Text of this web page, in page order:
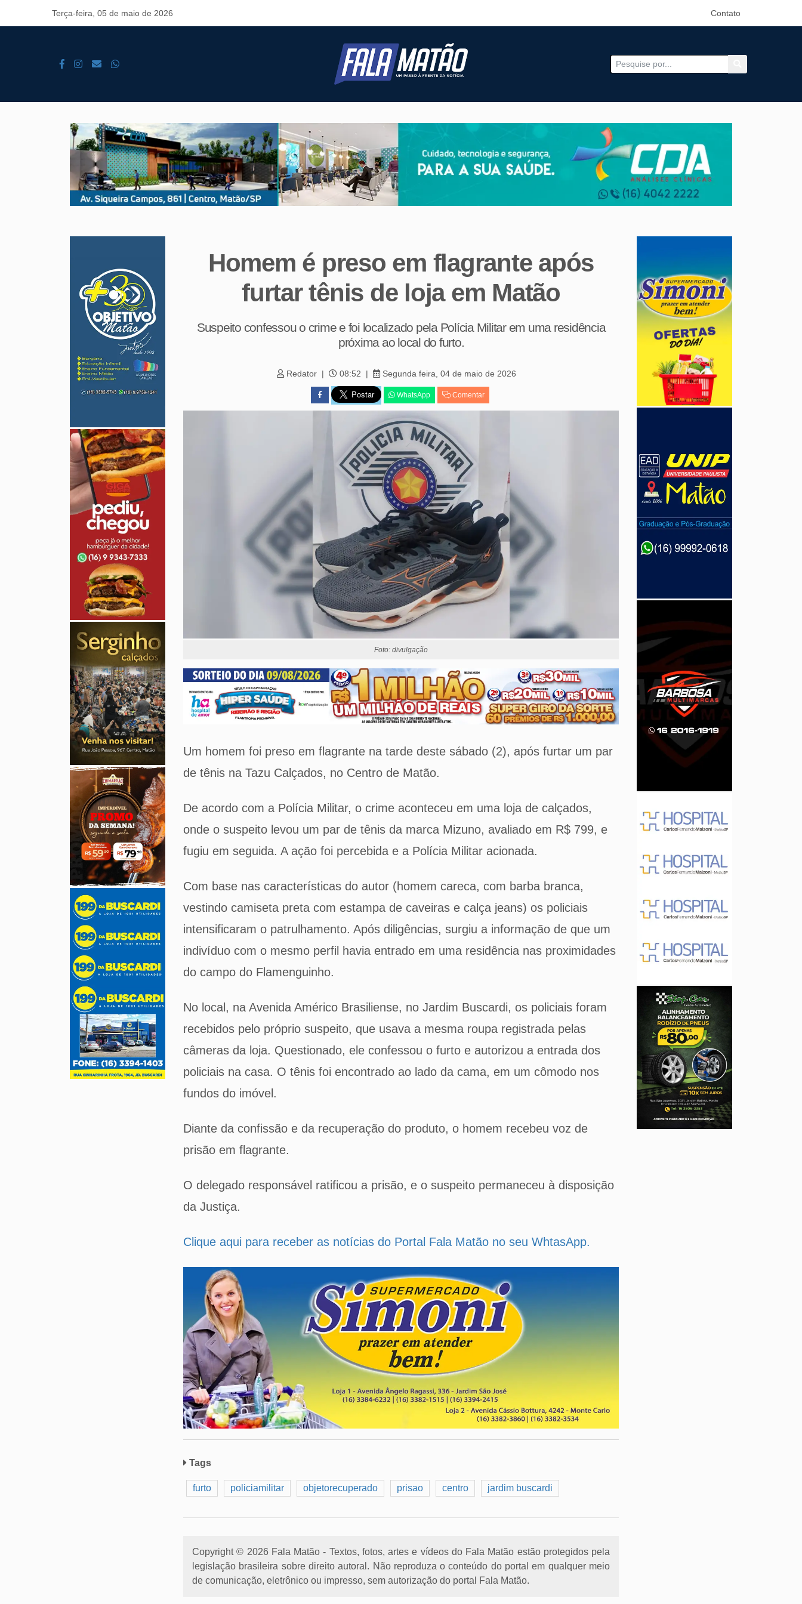
Terça-feira, 05 de maio de 2026 Contato
Homem é preso em flagrante após
furtar tênis de loja em Matão
Suspeito confessou o crime e foi localizado pela Polícia Militar em uma residência
próxima ao local do furto.
Redator 08:52 Segunda feira, 04 de maio de 2026
WhatsApp Comentar
Foto: divulgação
Um homem foi preso em flagrante na tarde deste sábado (2), após furtar um par
de tênis na Tazu Calçados, no Centro de Matão.
De acordo com a Polícia Militar, o crime aconteceu em uma loja de calçados,
onde o suspeito levou um par de tênis da marca Mizuno, avaliado em R$ 799, e
fugiu em seguida. A ação foi percebida e a Polícia Militar acionada.
Com base nas características do autor (homem careca, com barba branca,
vestindo camiseta preta com estampa de caveiras e calça jeans) os policiais
intensificaram o patrulhamento. Após diligências, surgiu a informação de que um
indivíduo com o mesmo perfil havia entrado em uma residência nas proximidades
do campo do Flamenguinho.
No local, na Avenida Américo Brasiliense, no Jardim Buscardi, os policiais foram
recebidos pelo próprio suspeito, que usava a mesma roupa registrada pelas
câmeras da loja. Questionado, ele confessou o furto e autorizou a entrada dos
policiais na casa. O tênis foi encontrado ao lado da cama, em um cômodo nos
fundos do imóvel.
Diante da confissão e da recuperação do produto, o homem recebeu voz de
prisão em flagrante.
O delegado responsável ratificou a prisão, e o suspeito permaneceu à disposição
da Justiça.
Clique aqui para receber as notícias do Portal Fala Matão no seu WhtasApp.
Tags
furto policiamilitar objetorecuperado prisao centro jardim buscardi
Copyright © 2026 Fala Matão - Textos, fotos, artes e vídeos do Fala Matão estão protegidos pela
legislação brasileira sobre direito autoral. Não reproduza o conteúdo do portal em qualquer meio
de comunicação, eletrônico ou impresso, sem autorização do portal Fala Matão.